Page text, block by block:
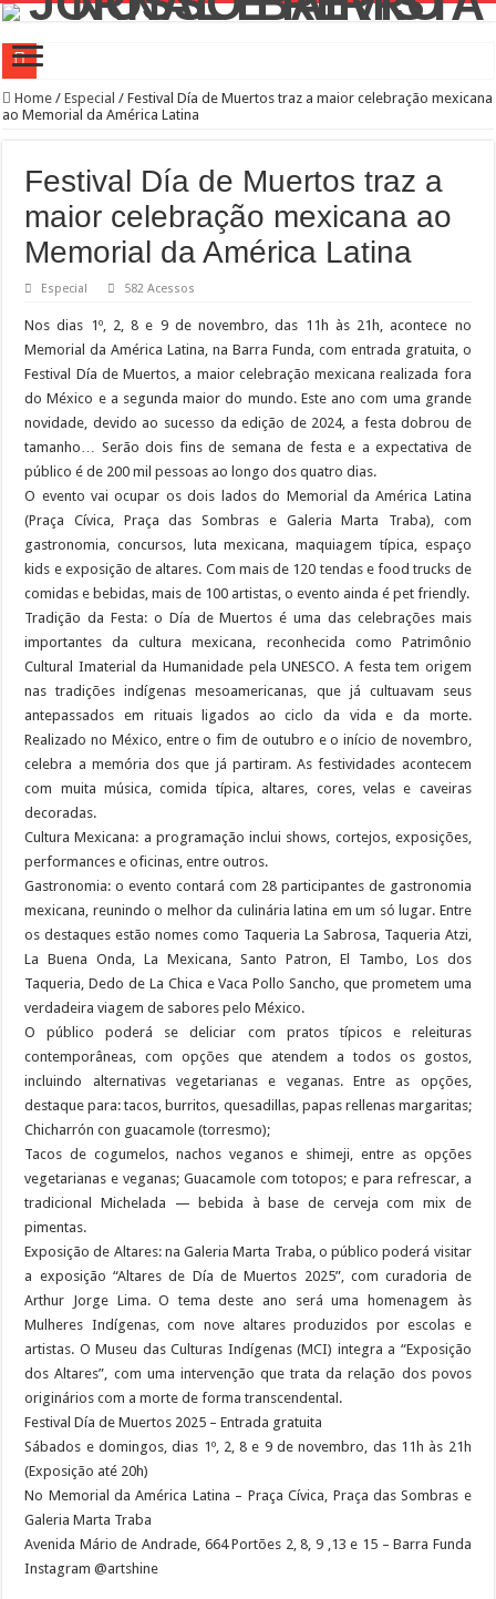
Campanha de Multivacinação começa nos 645 municípios de SP
Pedal de Ativação da Trilha Interparques abrem inscrições para maior trilha de
2º Festival Nordeste in Sampa no CTN durante o mês de agosto
2ª Reunião Ordinária do Comitê Diretivo da Distrital Oeste da ACSP
12 plataformas de apoio à aprendizagem usadas por estudantes da rede estadual
9ª Semana Municipal da Primeira Infância
Representantes de bairros apresentam demandas de zeladoria na Casa Civil
Home / Especial / Festival Día de Muertos traz a maior celebração mexicana
ao Memorial da América Latina
Festival Día de Muertos traz a
maior celebração mexicana ao
Memorial da América Latina
Especial 582 Acessos
Nos dias 1º, 2, 8 e 9 de novembro, das 11h às 21h, acontece no
Memorial da América Latina, na Barra Funda, com entrada gratuita, o
Festival Día de Muertos, a maior celebração mexicana realizada fora
do México e a segunda maior do mundo. Este ano com uma grande
novidade, devido ao sucesso da edição de 2024, a festa dobrou de
tamanho… Serão dois fins de semana de festa e a expectativa de
público é de 200 mil pessoas ao longo dos quatro dias.
O evento vai ocupar os dois lados do Memorial da América Latina
(Praça Cívica, Praça das Sombras e Galeria Marta Traba), com
gastronomia, concursos, luta mexicana, maquiagem típica, espaço
kids e exposição de altares. Com mais de 120 tendas e food trucks de
comidas e bebidas, mais de 100 artistas, o evento ainda é pet friendly.
Tradição da Festa: o Día de Muertos é uma das celebrações mais
importantes da cultura mexicana, reconhecida como Patrimônio
Cultural Imaterial da Humanidade pela UNESCO. A festa tem origem
nas tradições indígenas mesoamericanas, que já cultuavam seus
antepassados em rituais ligados ao ciclo da vida e da morte.
Realizado no México, entre o fim de outubro e o início de novembro,
celebra a memória dos que já partiram. As festividades acontecem
com muita música, comida típica, altares, cores, velas e caveiras
decoradas.
Cultura Mexicana: a programação inclui shows, cortejos, exposições,
performances e oficinas, entre outros.
Gastronomia: o evento contará com 28 participantes de gastronomia
mexicana, reunindo o melhor da culinária latina em um só lugar. Entre
os destaques estão nomes como Taqueria La Sabrosa, Taqueria Atzi,
La Buena Onda, La Mexicana, Santo Patron, El Tambo, Los dos
Taqueria, Dedo de La Chica e Vaca Pollo Sancho, que prometem uma
verdadeira viagem de sabores pelo México.
O público poderá se deliciar com pratos típicos e releituras
contemporâneas, com opções que atendem a todos os gostos,
incluindo alternativas vegetarianas e veganas. Entre as opções,
destaque para: tacos, burritos, quesadillas, papas rellenas margaritas;
Chicharrón con guacamole (torresmo);
Tacos de cogumelos, nachos veganos e shimeji, entre as opções
vegetarianas e veganas; Guacamole com totopos; e para refrescar, a
tradicional Michelada — bebida à base de cerveja com mix de
pimentas.
Exposição de Altares: na Galeria Marta Traba, o público poderá visitar
a exposição “Altares de Día de Muertos 2025”, com curadoria de
Arthur Jorge Lima. O tema deste ano será uma homenagem às
Mulheres Indígenas, com nove altares produzidos por escolas e
artistas. O Museu das Culturas Indígenas (MCI) integra a “Exposição
dos Altares”, com uma intervenção que trata da relação dos povos
originários com a morte de forma transcendental.
Festival Día de Muertos 2025 – Entrada gratuita
Sábados e domingos, dias 1º, 2, 8 e 9 de novembro, das 11h às 21h
(Exposição até 20h)
No Memorial da América Latina – Praça Cívica, Praça das Sombras e
Galeria Marta Traba
Avenida Mário de Andrade, 664 Portões 2, 8, 9 ,13 e 15 – Barra Funda
Instagram @artshine